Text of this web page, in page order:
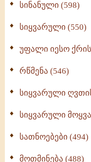
სინანული (598)
სიყვარული (550)
უფალი იესო
რწმენა (546)
სიყვარული
სიყვარული
სათნოებები (494)
მოთმინება (488)